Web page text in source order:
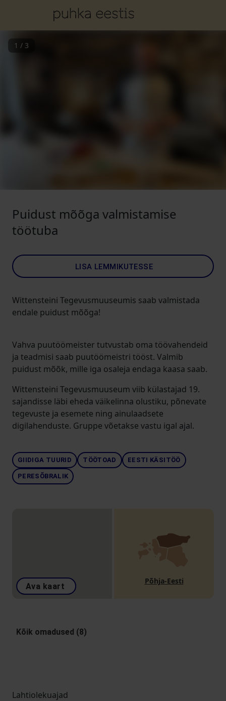
1 / 3
Puidust mõõga valmistamise
töötuba
LISA LEMMIKUTESSE
Wittensteini Tegevusmuuseumis saab valmistada
endale puidust mõõga!
Vahva puutöömeister tutvustab oma töövahendeid
ja teadmisi saab puutöömeistri tööst. Valmib
puidust mõõk, mille iga osaleja endaga kaasa saab.
Wittensteini Tegevusmuuseum viib külastajad 19.
sajandisse läbi eheda väikelinna olustiku, põnevate
tegevuste ja esemete ning ainulaadsete
digilahenduste. Gruppe võetakse vastu igal ajal.
GIIDIGA TUURID TÖÖTOAD EESTI KÄSITÖÖ
PERESÕBRALIK
Ava kaart
Põhja-Eesti
Kõik omadused (8)
Lahtiolekuajad